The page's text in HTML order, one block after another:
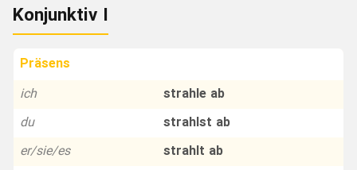
Konjunktiv I
Präsens
ich
strahle ab
du
strahlst ab
er/sie/es
strahlt ab